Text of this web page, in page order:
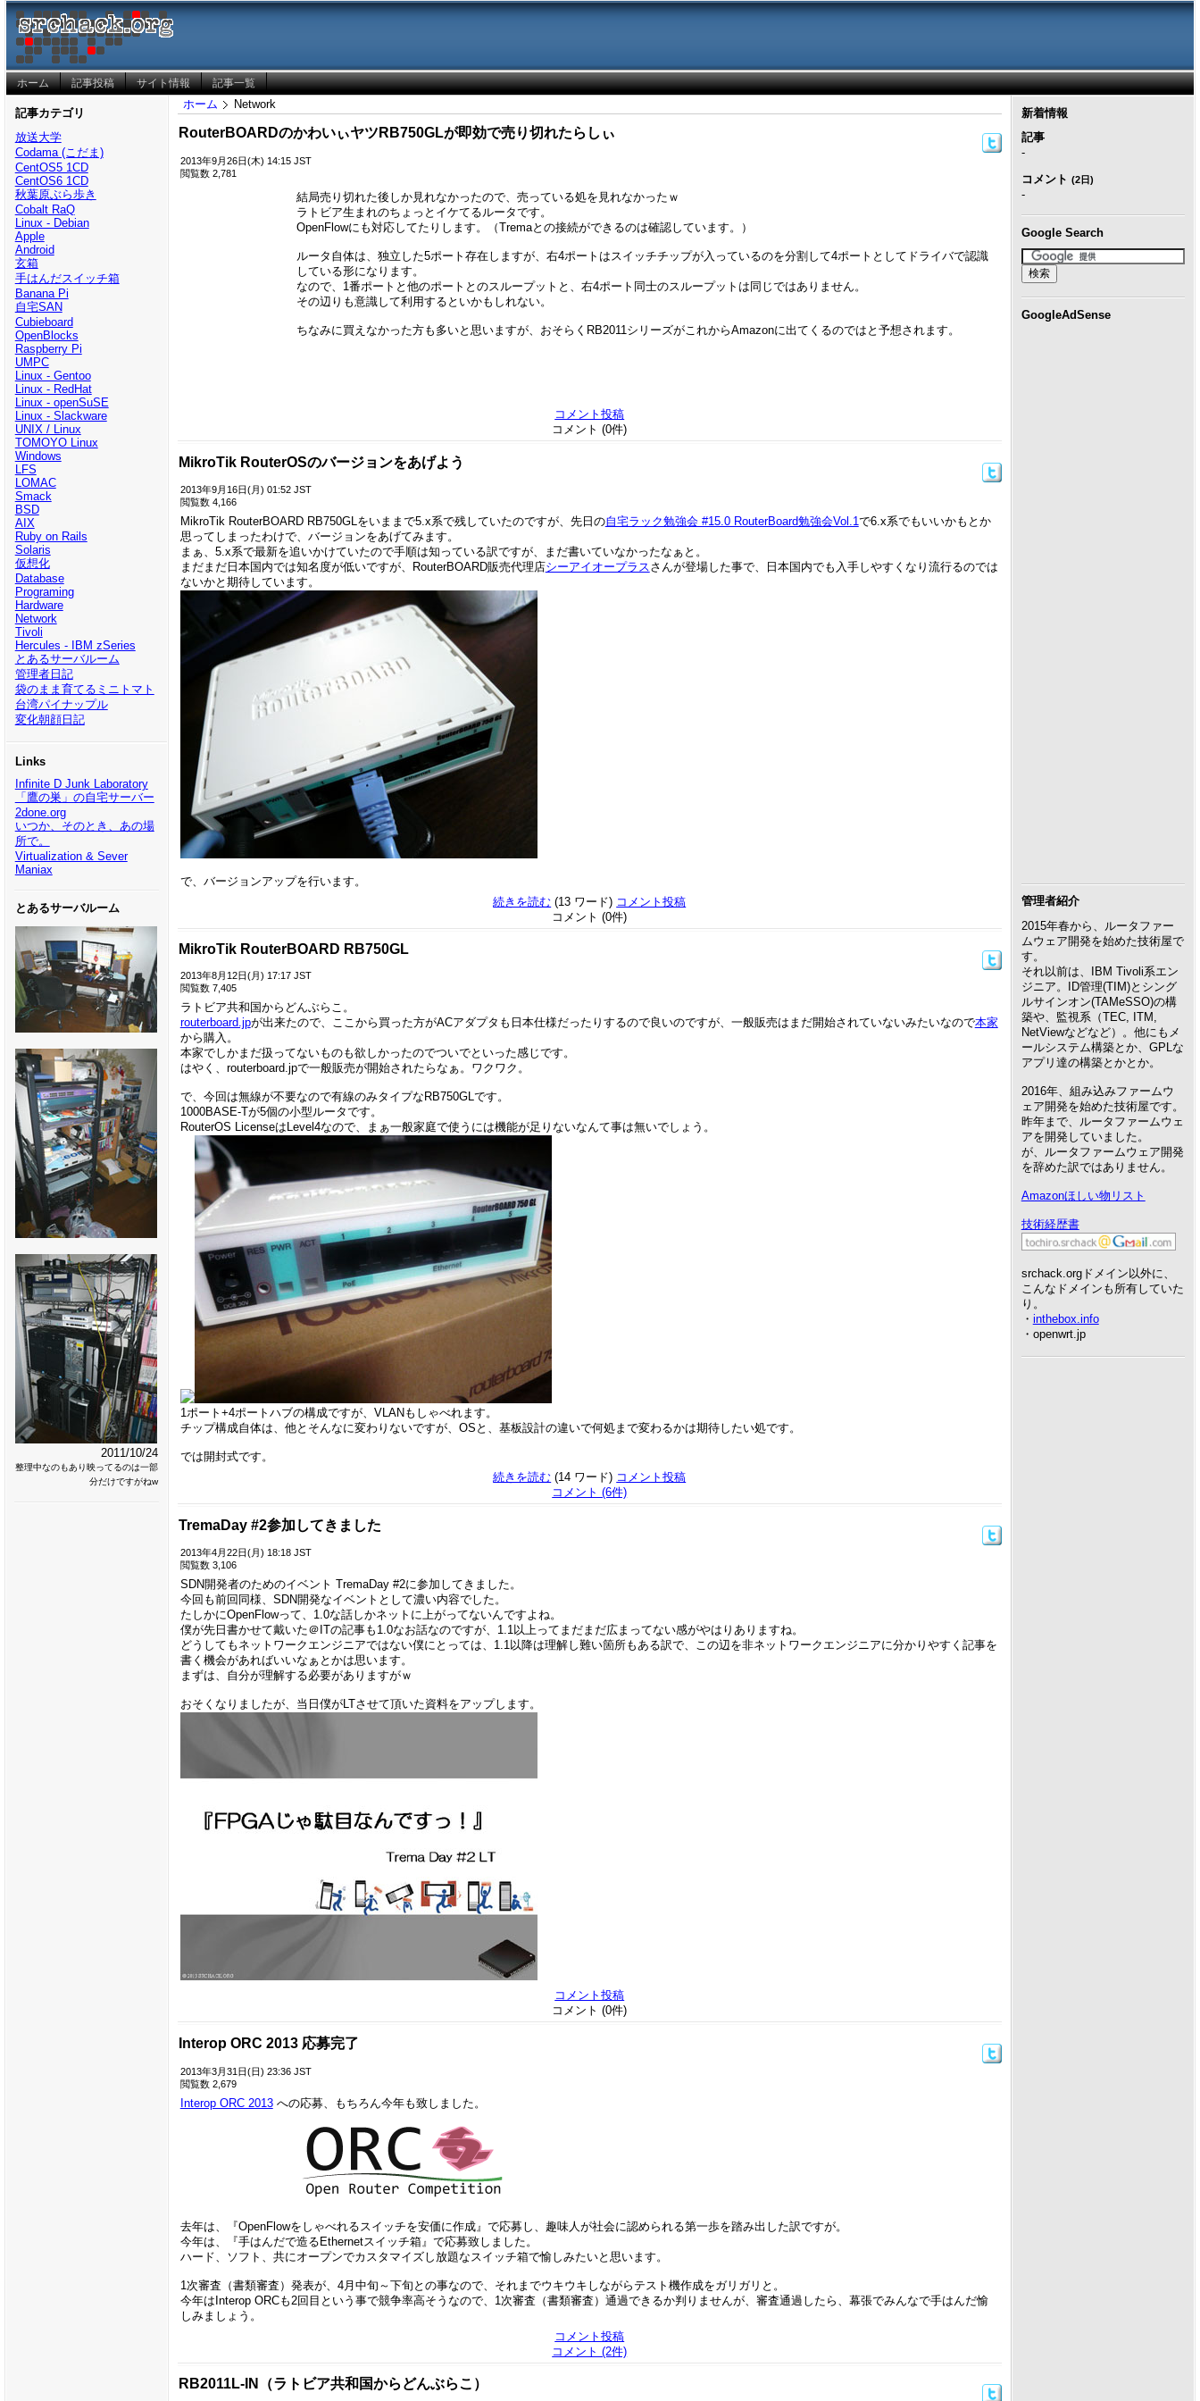
ホーム 記事投稿 サイト情報 記事一覧
記事カテゴリ
放送大学
Codama (こだま)
CentOS5 1CD
CentOS6 1CD
秋葉原ぶら歩き
Cobalt RaQ
Linux - Debian
Apple
Android
玄箱
手はんだスイッチ箱
Banana Pi
自宅SAN
Cubieboard
OpenBlocks
Raspberry Pi
UMPC
Linux - Gentoo
Linux - RedHat
Linux - openSuSE
Linux - Slackware
UNIX / Linux
TOMOYO Linux
Windows
LFS
LOMAC
Smack
BSD
AIX
Ruby on Rails
Solaris
仮想化
Database
Programing
Hardware
Network
Tivoli
Hercules - IBM zSeries
とあるサーバルーム
管理者日記
袋のまま育てるミニトマト
台湾パイナップル
変化朝顔日記
Links
Infinite D Junk Laboratory
「鷹の巣」の自宅サーバー
2done.org
いつか、そのとき、あの場
所で。
Virtualization & Sever
Maniax
とあるサーバルーム
2011/10/24
整理中なのもあり映ってるのは一部
分だけですがねw
ホーム Network
RouterBOARDのかわいぃヤツRB750GLが即効で売り切れたらしぃ
2013年9月26日(木) 14:15 JST
閲覧数 2,781
結局売り切れた後しか見れなかったので、売っている処を見れなかったｗ
ラトビア生まれのちょっとイケてるルータです。
OpenFlowにも対応してたりします。（Tremaとの接続ができるのは確認しています。）
ルータ自体は、独立した5ポート存在しますが、右4ポートはスイッチチップが入っているのを分割して4ポートとしてドライバで認識
している形になります。
なので、1番ポートと他のポートとのスループットと、右4ポート同士のスループットは同じではありません。
その辺りも意識して利用するといかもしれない。
ちなみに買えなかった方も多いと思いますが、おそらくRB2011シリーズがこれからAmazonに出てくるのではと予想されます。
コメント投稿
コメント (0件)
MikroTik RouterOSのバージョンをあげよう
2013年9月16日(月) 01:52 JST
閲覧数 4,166
MikroTik RouterBOARD RB750GLをいままで5.x系で残していたのですが、先日の自宅ラック勉強会 #15.0 RouterBoard勉強会Vol.1で6.x系でもいいかもとか
思ってしまったわけで、バージョンをあげてみます。
まぁ、5.x系で最新を追いかけていたので手順は知っている訳ですが、まだ書いていなかったなぁと。
まだまだ日本国内では知名度が低いですが、RouterBOARD販売代理店シーアイオープラスさんが登場した事で、日本国内でも入手しやすくなり流行るのでは
ないかと期待しています。
で、バージョンアップを行います。
続きを読む (13 ワード) コメント投稿
コメント (0件)
MikroTik RouterBOARD RB750GL
2013年8月12日(月) 17:17 JST
閲覧数 7,405
ラトビア共和国からどんぶらこ。
routerboard.jpが出来たので、ここから買った方がACアダプタも日本仕様だったりするので良いのですが、一般販売はまだ開始されていないみたいなので本家
から購入。
本家でしかまだ扱ってないものも欲しかったのでついでといった感じです。
はやく、routerboard.jpで一般販売が開始されたらなぁ。ワクワク。
で、今回は無線が不要なので有線のみタイプなRB750GLです。
1000BASE-Tが5個の小型ルータです。
RouterOS LicenseはLevel4なので、まぁ一般家庭で使うには機能が足りないなんて事は無いでしょう。
1ポート+4ポートハブの構成ですが、VLANもしゃべれます。
チップ構成自体は、他とそんなに変わりないですが、OSと、基板設計の違いで何処まで変わるかは期待したい処です。
では開封式です。
続きを読む (14 ワード) コメント投稿
コメント (6件)
TremaDay #2参加してきました
2013年4月22日(月) 18:18 JST
閲覧数 3,106
SDN開発者のためのイベント TremaDay #2に参加してきました。
今回も前回同様、SDN開発なイベントとして濃い内容でした。
たしかにOpenFlowって、1.0な話しかネットに上がってないんですよね。
僕が先日書かせて戴いた＠ITの記事も1.0なお話なのですが、1.1以上ってまだまだ広まってない感がやはりありますね。
どうしてもネットワークエンジニアではない僕にとっては、1.1以降は理解し難い箇所もある訳で、この辺を非ネットワークエンジニアに分かりやすく記事を
書く機会があればいいなぁとかは思います。
まずは、自分が理解する必要がありますがｗ
おそくなりましたが、当日僕がLTさせて頂いた資料をアップします。
コメント投稿
コメント (0件)
Interop ORC 2013 応募完了
2013年3月31日(日) 23:36 JST
閲覧数 2,679
Interop ORC 2013への応募、もちろん今年も致しました。
去年は、『OpenFlowをしゃべれるスイッチを安価に作成』で応募し、趣味人が社会に認められる第一歩を踏み出した訳ですが。
今年は、『手はんだで造るEthernetスイッチ箱』で応募致しました。
ハード、ソフト、共にオープンでカスタマイズし放題なスイッチ箱で愉しみたいと思います。
1次審査（書類審査）発表が、4月中旬～下旬との事なので、それまでウキウキしながらテスト機作成をガリガリと。
今年はInterop ORCも2回目という事で競争率高そうなので、1次審査（書類審査）通過できるか判りませんが、審査通過したら、幕張でみんなで手はんだ愉
しみましょう。
コメント投稿
コメント (2件)
RB2011L-IN（ラトビア共和国からどんぶらこ）
新着情報
記事
-
コメント (2日)
-
Google Search
GoogleAdSense
管理者紹介
2015年春から、ルータファー
ムウェア開発を始めた技術屋で
す。
それ以前は、IBM Tivoli系エン
ジニア。ID管理(TIM)とシング
ルサインオン(TAMeSSO)の構
築や、監視系（TEC, ITM,
NetViewなどなど）。他にもメ
ールシステム構築とか、GPLな
アプリ達の構築とかとか。
2016年、組み込みファームウ
ェア開発を始めた技術屋です。
昨年まで、ルータファームウェ
アを開発していました。
が、ルータファームウェア開発
を辞めた訳ではありません。
Amazonほしい物リスト
技術経歴書
srchack.orgドメイン以外に、
こんなドメインも所有していた
り。
・ inthebox.info
・openwrt.jp